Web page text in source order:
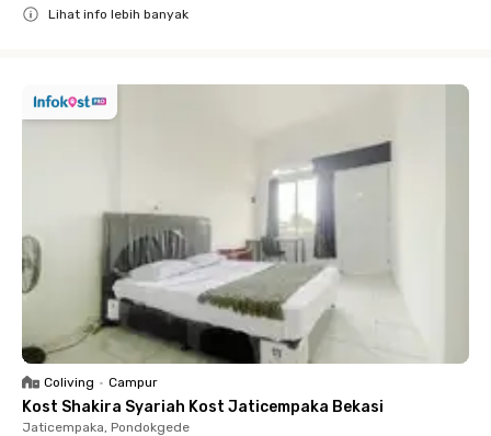
Lihat info lebih banyak
Coliving • Campur
Kost Shakira Syariah Kost Jaticempaka Bekasi
Jaticempaka, Pondokgede